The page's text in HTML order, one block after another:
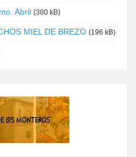
Abril (380 kB)
MIEL DE BREZO (196 kB)